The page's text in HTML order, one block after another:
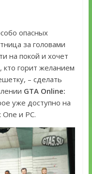
опасных
за головами
на покой и хочет
горит желанием
– сделать
GTA Online:
уже доступно на
и PC.